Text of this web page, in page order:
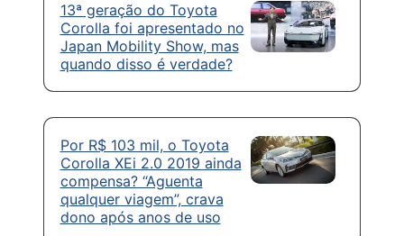
13ª geração do Toyota
Corolla foi apresentado no
Japan Mobility Show, mas
quando disso é verdade?
Por R$ 103 mil, o Toyota
Corolla XEi 2.0 2019 ainda
compensa? “Aguenta
qualquer viagem”, crava
dono após anos de uso